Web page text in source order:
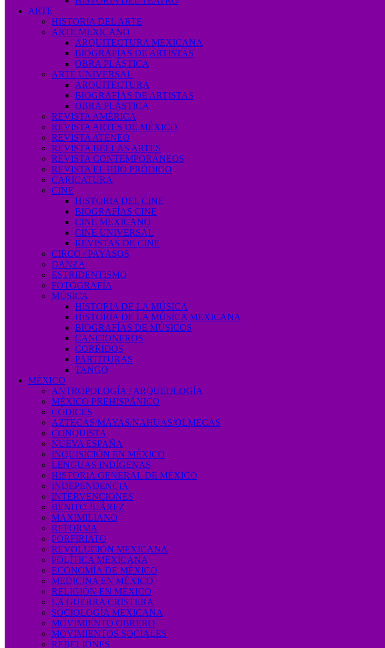
ARTE
HISTORIA DEL ARTE
ARTE MEXICANO
ARQUITECTURA MEXICANA
BIOGRAFÍAS DE ARTISTAS
OBRA PLÁSTICA
ARTE UNIVERSAL
ARQUITECTURA
BIOGRAFÍAS DE ARTISTAS
OBRA PLÁSTICA
REVISTA AMÉRICA
REVISTA ARTES DE MÉXICO
REVISTA ATENEO
REVISTA BELLAS ARTES
REVISTA CONTEMPORÁNEOS
REVISTA EL HIJO PRÓDIGO
CARICATURA
CINE
HISTORIA DEL CINE
BIOGRAFÍAS CINE
CINE MEXICANO
CINE UNIVERSAL
REVISTAS DE CINE
CIRCO / PAYASOS
DANZA
ESTRIDENTISMO
FOTOGRAFÍA
MÚSICA
HISTORIA DE LA MÚSICA
HISTORIA DE LA MÚSICA MEXICANA
BIOGRAFÍAS DE MÚSICOS
CANCIONEROS
CORRIDOS
PARTITURAS
TANGO
MÉXICO
ANTROPOLOGÍA / ARQUEOLOGÍA
MÉXICO PREHISPÁNICO
CÓDICES
AZTECAS/MAYAS/NAHUAS/OLMECAS
CONQUISTA
NUEVA ESPAÑA
INQUISICIÓN EN MÉXICO
LENGUAS INDÍGENAS
HISTORIA GENERAL DE MÉXICO
INDEPENDENCIA
INTERVENCIONES
BENITO JUÁREZ
MAXIMILIANO
REFORMA
PORFIRIATO
REVOLUCIÓN MEXICANA
POLÍTICA MEXICANA
ECONOMÍA DE MÉXICO
MEDICINA EN MÉXICO
RELIGIÓN EN MÉXICO
LA GUERRA CRISTERA
SOCIOLOGÍA MEXICANA
MOVIMIENTO OBRERO
MOVIMIENTOS SOCIALES
REBELIONES